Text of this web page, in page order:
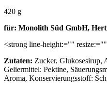
420 g
für: Monolith Süd GmbH,
<strong line-height:=""
Zutaten: Zucker, Glukosesirup,
Geliermittel: Pektine,
Aroma, Konservierungsstoff: